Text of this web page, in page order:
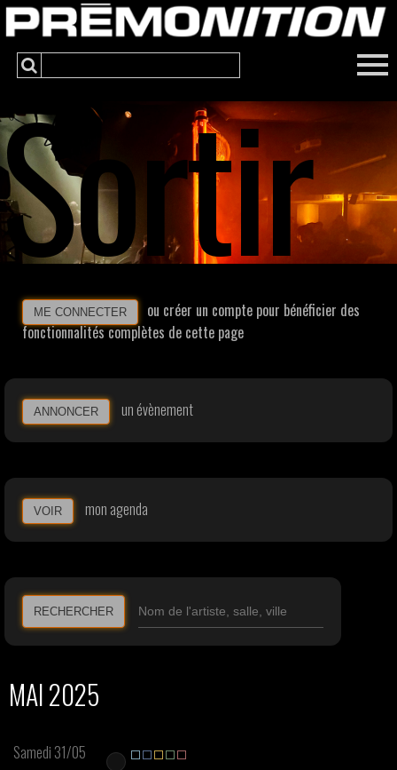
Sortir
ME CONNECTER
ou créer un compte pour bénéficier des
fonctionnalités complètes de cette page
ANNONCER un évènement
VOIR mon agenda
RECHERCHER
MAI 2025
Samedi 31/05